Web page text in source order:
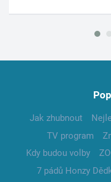
Jak zhubnout
TV program
Kdy budou volby
7 pádů Honzy